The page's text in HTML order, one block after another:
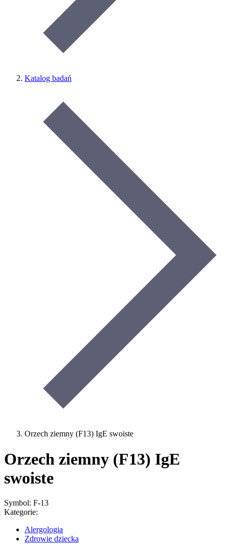
Katalog badań
Orzech ziemny (F13) IgE swoiste
Orzech ziemny (F13) IgE
swoiste
Symbol: F-13
Kategorie:
Alergologia
Zdrowie dziecka